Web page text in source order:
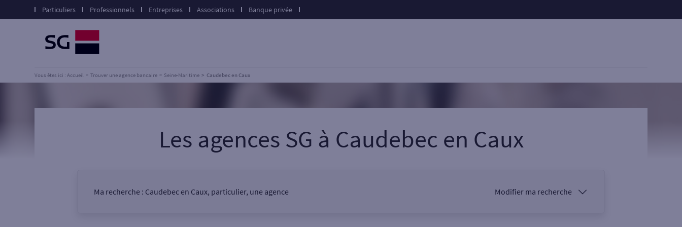
Particuliers Professionnels Entreprises Associations Banque privée
Vous êtes ici : Accueil Trouver une agence bancaire Seine-Maritime Caudebec en Caux
Les agences SG à Caudebec en Caux
Ma recherche : Caudebec en Caux, particulier, une agence Modifier ma recherche